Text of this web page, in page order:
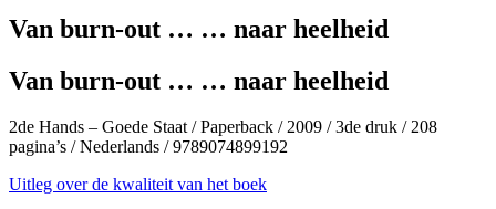
Van burn-out … … naar heelheid
Van burn-out … … naar heelheid
2de Hands – Goede Staat / Paperback / 2009 / 3de druk / 208
pagina’s / Nederlands / 9789074899192
Uitleg over de kwaliteit van het boek